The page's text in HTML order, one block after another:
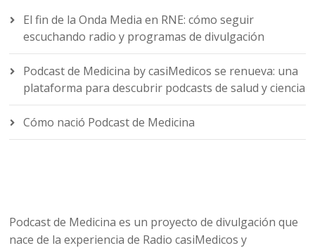
El fin de la Onda Media en RNE: cómo seguir
escuchando radio y programas de divulgación
Podcast de Medicina by casiMedicos se renueva: una
plataforma para descubrir podcasts de salud y ciencia
Cómo nació Podcast de Medicina
Podcast de Medicina es un proyecto de divulgación que
nace de la experiencia de Radio casiMedicos y